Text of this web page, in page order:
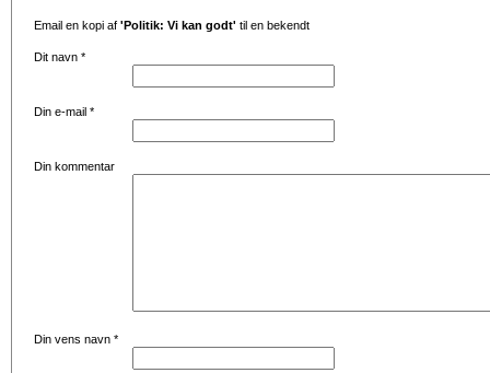
Email en kopi af 'Politik: Vi kan godt' til en bekendt
Dit navn *
Din e-mail *
Din kommentar
Din vens navn *